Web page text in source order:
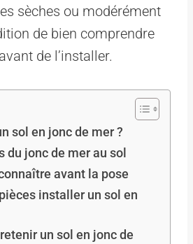
sèches ou modérément
de bien comprendre
de l’installer.
sol en jonc de mer ?
du jonc de mer au sol
avant la pose
installer un sol en
un sol en jonc de